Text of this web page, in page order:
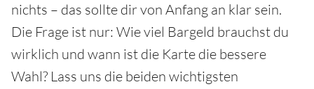
nichts – das sollte dir von Anfang an klar sein.
Die Frage ist nur: Wie viel Bargeld brauchst du
wirklich und wann ist die Karte die bessere
Wahl? Lass uns die beiden wichtigsten